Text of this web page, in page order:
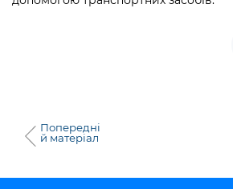
Попередні
й матеріал